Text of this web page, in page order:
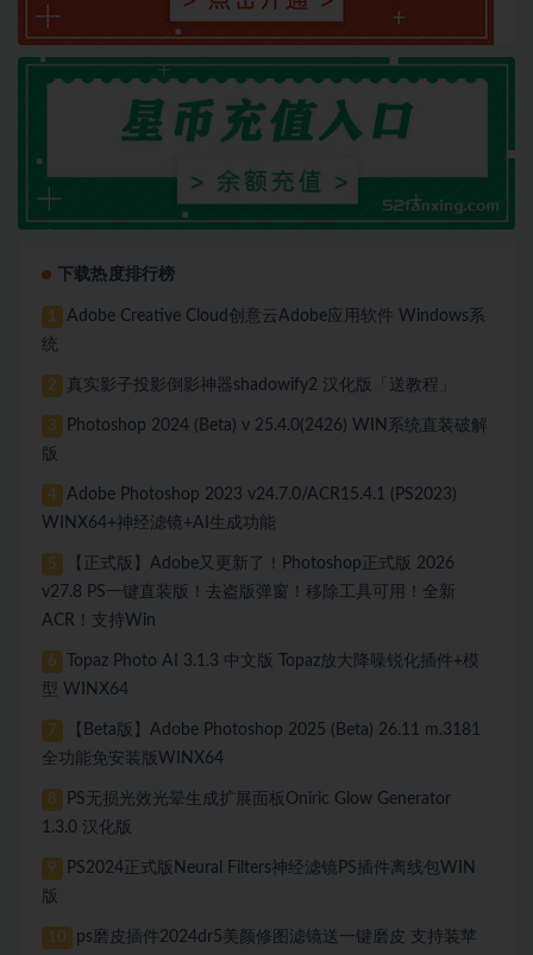
下载热度排行榜
1
Adobe Creative Cloud创意云Adobe应用软件 Windows系
统
2 真实影子投影倒影神器shadowify2 汉化版「送教程」
3
Photoshop 2024 (Beta) v 25.4.0(2426) WIN系统直装破解
版
4
Adobe Photoshop 2023 v24.7.0/ACR15.4.1 (PS2023)
WINX64+神经滤镜+AI生成功能
5
【正式版】Adobe又更新了！Photoshop正式版 2026
v27.8 PS一键直装版！去盗版弹窗！移除工具可用！全新
ACR！支持Win
6
Topaz Photo AI 3.1.3 中文版 Topaz放大降噪锐化插件+模
型 WINX64
7
【Beta版】Adobe Photoshop 2025 (Beta) 26.11 m.3181
全功能免安装版WINX64
8
PS无损光效光晕生成扩展面板Oniric Glow Generator
1.3.0 汉化版
9
PS2024正式版Neural Filters神经滤镜PS插件离线包WIN
版
10
ps磨皮插件2024dr5美颜修图滤镜送一键磨皮 支持装苹